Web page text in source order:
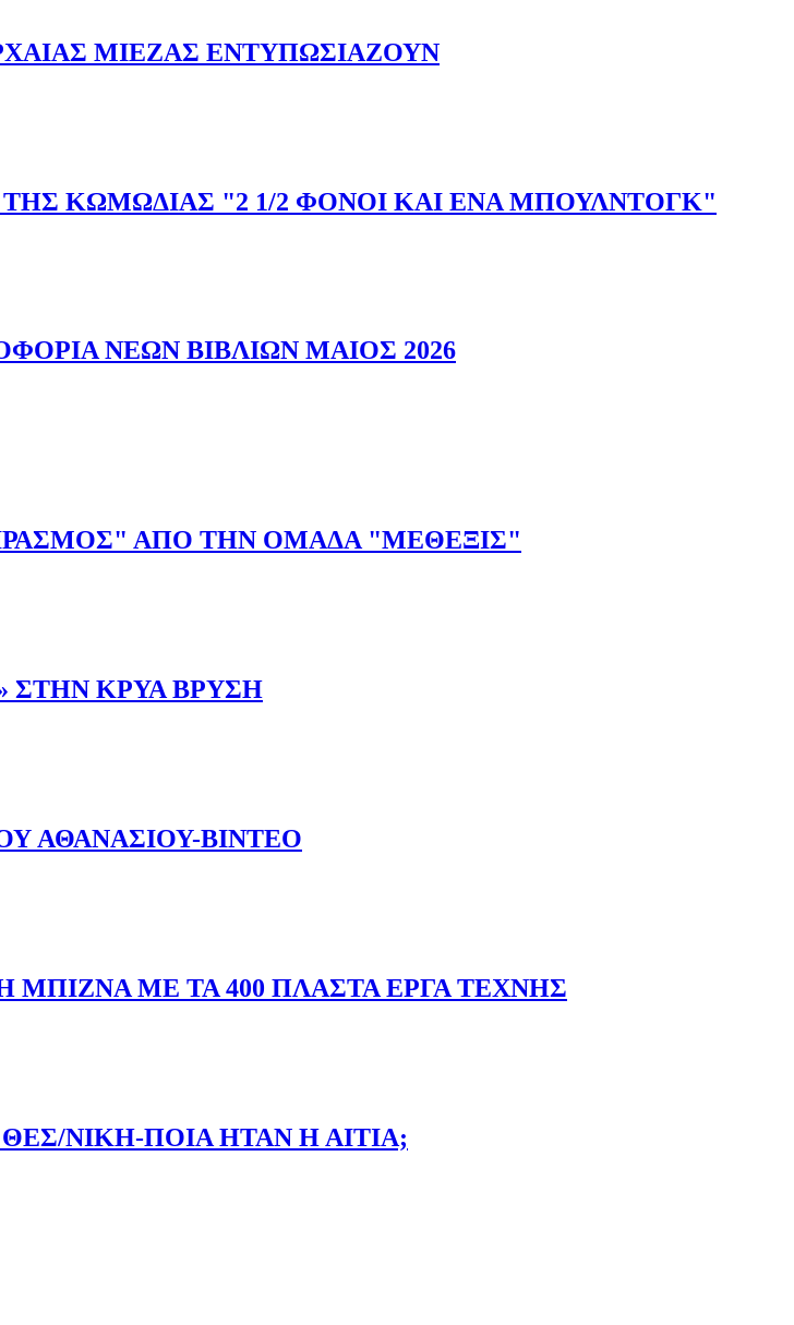
ΜΙΕΖΑΣ ΕΝΤΥΠΩΣΙΑΖΟΥΝ
ΚΩΜΩΔΙΑΣ "2 1/2 ΦΟΝΟΙ ΚΑΙ ΕΝΑ ΜΠΟΥΛΝΤΟΓΚ"
ΝΕΩΝ ΒΙΒΛΙΩΝ ΜΑΙΟΣ 2026
ΑΠΟ ΤΗΝ ΟΜΑΔΑ "ΜΕΘΕΞΙΣ"
ΣΤΗΝ ΚΡΥΑ ΒΡΥΣΗ
ΑΘΑΝΑΣΙΟΥ-ΒΙΝΤΕΟ
ΜΕ ΤΑ 400 ΠΛΑΣΤΑ ΕΡΓΑ ΤΕΧΝΗΣ
ΝΙΚΗ-ΠΟΙΑ ΗΤΑΝ Η ΑΙΤΙΑ;